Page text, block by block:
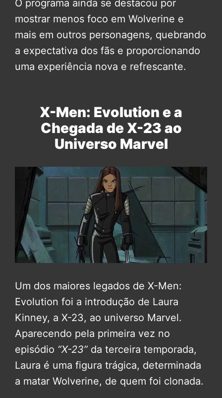
O programa ainda se destacou por
mostrar menos foco em Wolverine e
mais em outros personagens, quebrando
a expectativa dos fãs e proporcionando
uma experiência nova e refrescante.
X-Men: Evolution e a
Chegada de X-23 ao
Universo Marvel
Um dos maiores legados de X-Men:
Evolution foi a introdução de Laura
Kinney, a X-23, ao universo Marvel.
Aparecendo pela primeira vez no
episódio “X-23” da terceira temporada,
Laura é uma figura trágica, determinada
a matar Wolverine, de quem foi clonada.